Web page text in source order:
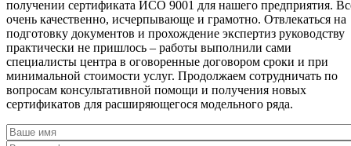
получении сертификата ИСО 9001 для нашего предприятия.
очень качественно, исчерпывающе и грамотно. Отвлекаться на
подготовку документов и прохождение экспертиз руководству
практически не пришлось – работы выполнили сами
специалисты центра в оговоренные договором сроки и при
минимальной стоимости услуг. Продолжаем сотрудничать по
вопросам консультативной помощи и получения новых
сертификатов для расширяющегося модельного ряда.